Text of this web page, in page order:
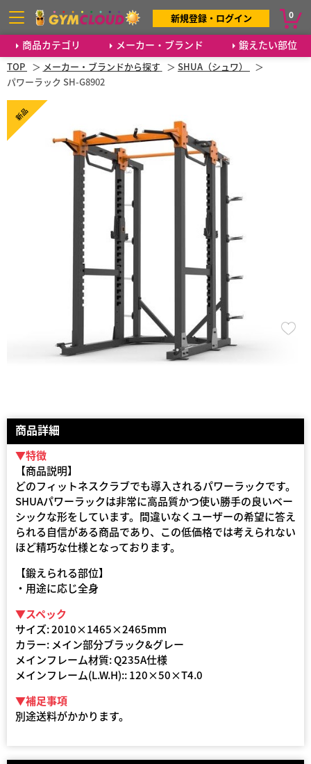
商品カテゴリ メーカー・ブランド 鍛えたい部位
新規登録・ログイン 0
TOP メーカー・ブランドから探す
SHUA（シュワ）
パワーラック SH-G8902
新品
商品詳細
▼特徴
【商品説明】
どのフィットネスクラブでも導入されるパワーラックです。
SHUAパワーラックは非常に高品質かつ使い勝手の良いベー
シックな形をしています。間違いなくユーザーの希望に答え
られる自信がある商品であり、この低価格では考えられない
ほど精巧な仕様となっております。
【鍛えられる部位】
・用途に応じ全身
▼スペック
サイズ: 2010×1465×2465mm
カラー: メイン部分ブラック&グレー
メインフレーム材質: Q235A仕様
メインフレーム(L.W.H):: 120×50×T4.0
▼補足事項
別途送料がかかります。